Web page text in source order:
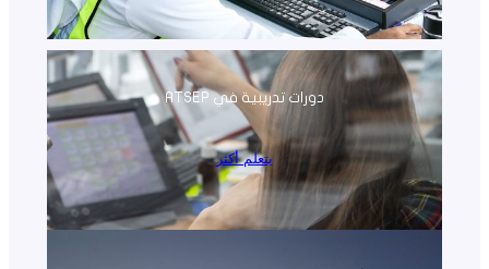
دورات تدريبية في ATSEP
يتعلم أكثر